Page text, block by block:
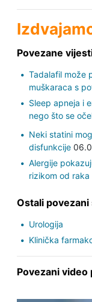
Povezane
Tadalafil može
muškaraca s
Sleep apneja i
nego što se
Neki statini
disfunkcije
Alergije
rizikom od raka
Ostali povezani
Urologija
Klinička
Povezani video